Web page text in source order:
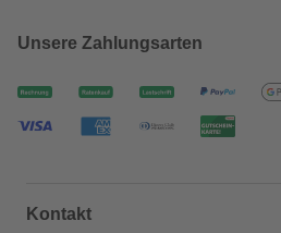
Unsere Zahlungsarten
Kontakt